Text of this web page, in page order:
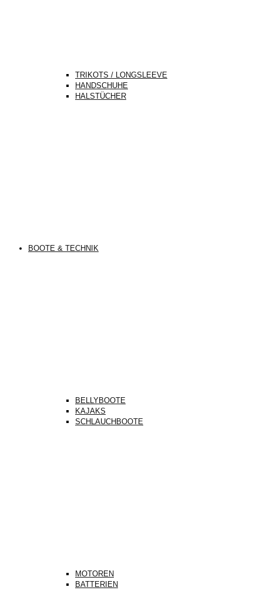
TRIKOTS / LONGSLEEVE
HANDSCHUHE
HALSTÜCHER
BOOTE & TECHNIK
BELLYBOOTE
KAJAKS
SCHLAUCHBOOTE
MOTOREN
BATTERIEN